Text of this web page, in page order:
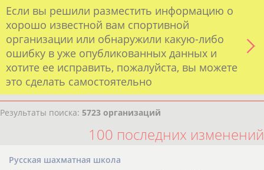
Если вы решили разместить информацию о
хорошо известной вам спортивной
организации или обнаружили какую-либо
ошибку в уже опубликованных данных и
хотите ее исправить, пожалуйста, вы можете
это сделать самостоятельно
Результаты поиска: 5723 организаций
100 последних изменений
Русская шахматная школа